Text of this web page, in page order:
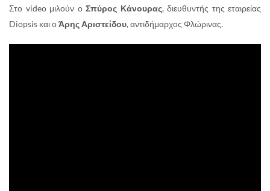
Στο video μιλούν ο Σπύρος Κάνουρας, διευθυντής της εταιρείας
Diopsis και οΆρης Αριστείδου, αντιδήμαρχος Φλώρινας.